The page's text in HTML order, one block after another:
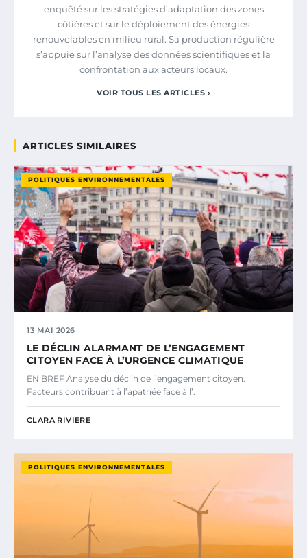
enquêté sur les stratégies d’adaptation des zones
côtières et sur le déploiement des énergies
renouvelables en milieu rural. Sa production régulière
s’appuie sur l’analyse des données scientifiques et la
confrontation aux acteurs locaux.
VOIR TOUS LES ARTICLES ›
ARTICLES SIMILAIRES
POLITIQUES ENVIRONNEMENTALES
13 MAI 2026
LE DÉCLIN ALARMANT DE L’ENGAGEMENT
CITOYEN FACE À L’URGENCE CLIMATIQUE
EN BREF Analyse du déclin de l’engagement citoyen.
Facteurs contribuant à l’apathée face à l’.
CLARA RIVIERE
POLITIQUES ENVIRONNEMENTALES